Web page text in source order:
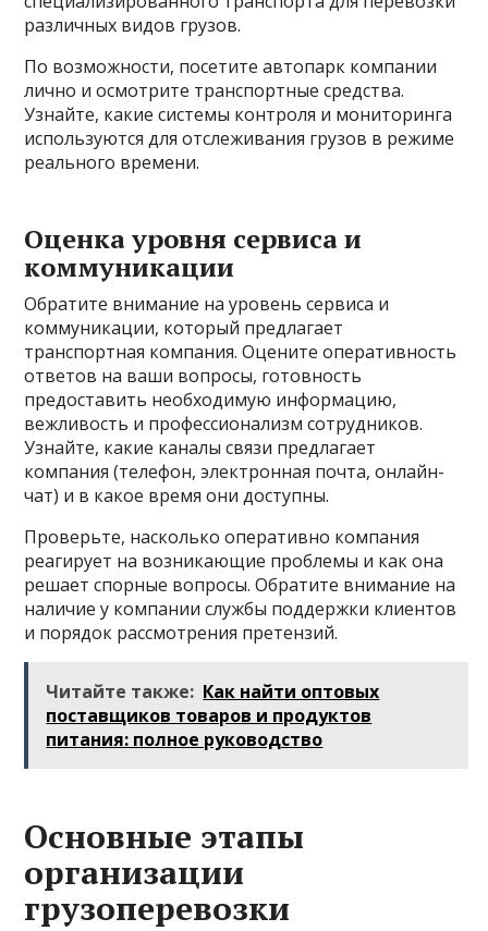
различных видов грузов.
По возможности, посетите автопарк компании
лично и осмотрите транспортные средства.
Узнайте, какие системы контроля и мониторинга
используются для отслеживания грузов в режиме
реального времени.
Оценка уровня сервиса и
коммуникации
Обратите внимание на уровень сервиса и
коммуникации, который предлагает
транспортная компания. Оцените оперативность
ответов на ваши вопросы, готовность
предоставить необходимую информацию,
вежливость и профессионализм сотрудников.
Узнайте, какие каналы связи предлагает
компания (телефон, электронная почта, онлайн-
чат) и в какое время они доступны.
Проверьте, насколько оперативно компания
реагирует на возникающие проблемы и как она
решает спорные вопросы. Обратите внимание на
наличие у компании службы поддержки клиентов
и порядок рассмотрения претензий.
Читайте также: Как найти оптовых
поставщиков товаров и продуктов
питания: полное руководство
Основные этапы
организации
грузоперевозки